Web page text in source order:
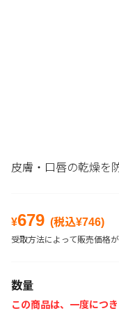
皮膚・口唇の乾燥を
¥679 (税込¥746)
受取方法によって販売価格
数量
この商品は、一度につ